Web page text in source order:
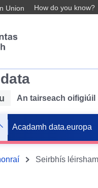
Union How do you know?
An tairseach
Acadamh data.europa